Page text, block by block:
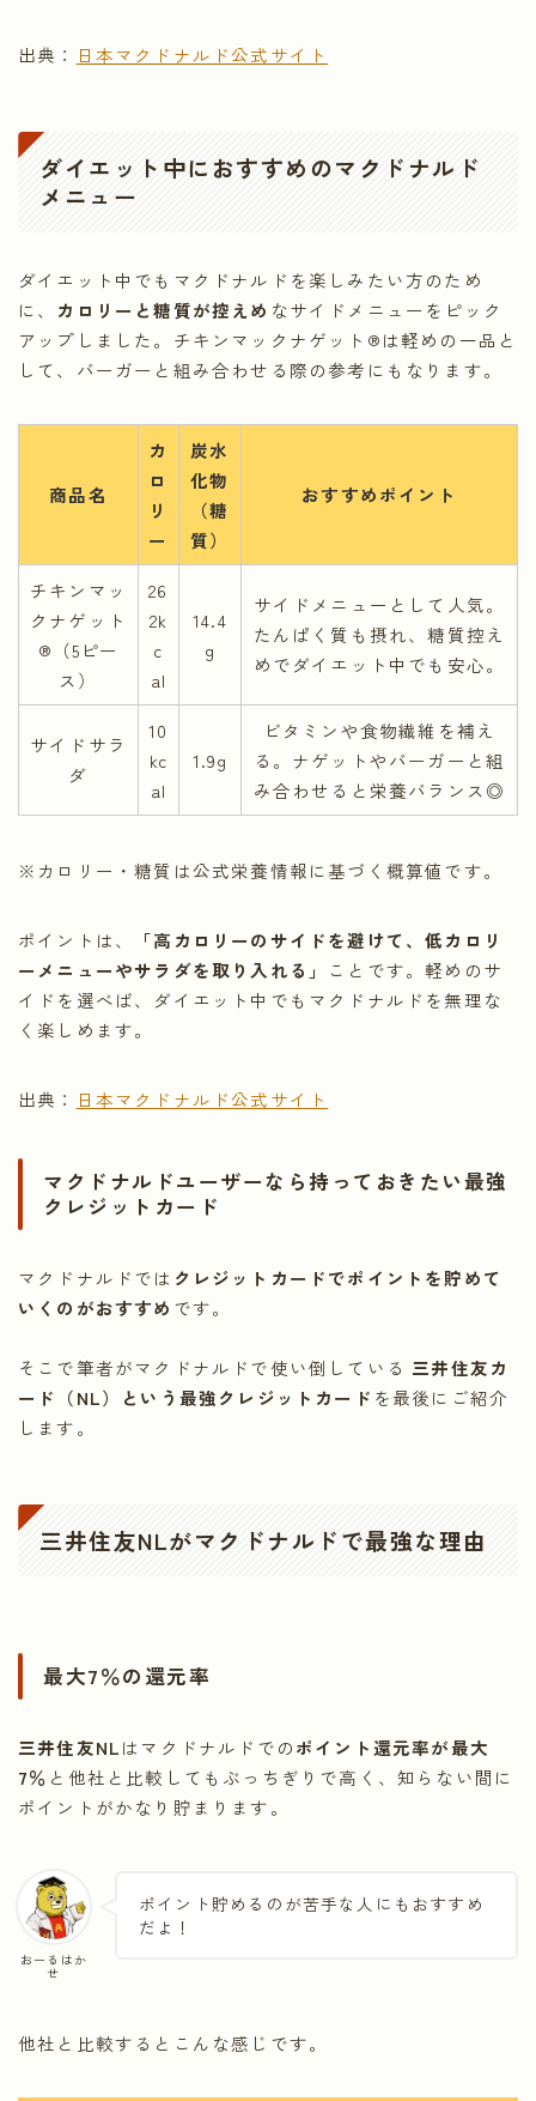
出典： 日本マクドナルド公式サイト
ダイエット中におすすめのマクドナルド
メニュー
ダイエット中でもマクドナルドを楽しみたい方のため
に、 カロリーと糖質が控えめ なサイドメニューをピック
アップしました。チキンマックナゲット®は軽めの一品と
して、バーガーと組み合わせる際の参考にもなります。
商品名
カ
ロ
リ
ー
炭水
化物
（糖
質）
おすすめポイント
チキンマッ
クナゲット
®（5ピー
ス）
26
2k
c
al
14.4
g
サイドメニューとして人気。
たんぱく質も摂れ、糖質控え
めでダイエット中でも安心。
サイドサラ
ダ
10
kc
al
1.9g
ビタミンや食物繊維を補え
る。ナゲットやバーガーと組
み合わせると栄養バランス◎
※カロリー・糖質は公式栄養情報に基づく概算値です。
ポイントは、
「高カロリーのサイドを避けて、低カロリ
ーメニューやサラダを取り入れる」
ことです。軽めのサ
イドを選べば、ダイエット中でもマクドナルドを無理な
く楽しめます。
出典： 日本マクドナルド公式サイト
マクドナルドユーザーなら持っておきたい最強
クレジットカード
マクドナルドでは クレジットカードでポイントを貯めて
いくのがおすすめ です。
そこで筆者がマクドナルドで使い倒している 三井住友カ
ード（NL）という最強クレジットカード を最後にご紹介
します。
三井住友NLがマクドナルドで最強な理由
最大7％の還元率
三井住友NLはマクドナルドでのポイント還元率が最大
7％ と他社と比較してもぶっちぎりで高く、知らない間に
ポイントがかなり貯まります。
おーるはか
せ
ポイント貯めるのが苦手な人にもおすすめ
だよ！
他社と比較するとこんな感じです。